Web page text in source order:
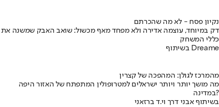
נקיון פסח - לא מה שהכרתם
דק במיוחד, עוצמה אדירה ולא מפחד מאף מכשול: שואב האבק שמשנה את
כללי המשחק
בשיתוף Dreame
מהמרכז לגולן: המהפכה של קצרין
מה מושך יותר ויותר ישראלים למטרופולין המתפתח של האזור היפה
במדינה?
בשיתוף אבני דרך וי.ד ברזאני